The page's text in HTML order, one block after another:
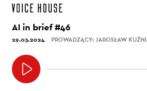
AI in brief #46
29.03.2024 PROWADZĄCY: JAROSŁAW